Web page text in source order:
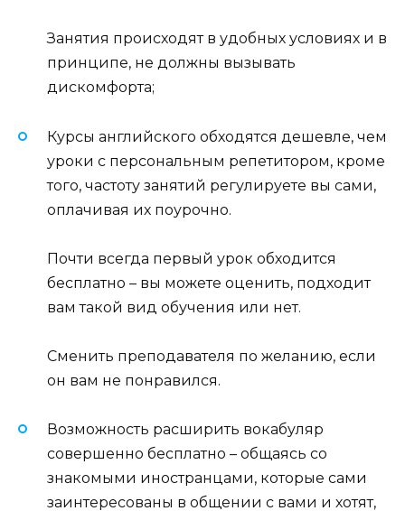
Занятия происходят в удобных условиях и в
принципе, не должны вызывать
дискомфорта;
Курсы английского обходятся дешевле, чем
уроки с персональным репетитором, кроме
того, частоту занятий регулируете вы сами,
оплачивая их поурочно.
Почти всегда первый урок обходится
бесплатно – вы можете оценить, подходит
вам такой вид обучения или нет.
Сменить преподавателя по желанию, если
он вам не понравился.
Возможность расширить вокабуляр
совершенно бесплатно – общаясь со
знакомыми иностранцами, которые сами
заинтересованы в общении с вами и хотят,